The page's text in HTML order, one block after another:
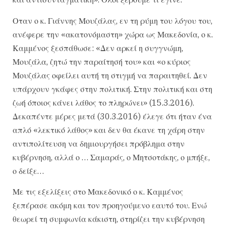
Οταν ο κ. Γιάννης Μουζάλας, εν τη ρύμη του λόγου του,
ανέφερε την «ακατονόμαστη» χώρα ως Μακεδονία, ο κ.
Καμμένος ξεσπάθωσε: «Δεν αρκεί η συγγνώμη,
Μουζάλα, ζητώ την παραίτησή του» και «ο κύριος
Μουζάλας οφείλει αυτή τη στιγμή να παραιτηθεί. Δεν
υπάρχουν γκάφες στην πολιτική. Στην πολιτική και στη
ζωή όποιος κάνει λάθος το πληρώνει» (15.3.2016).
Δεκαπέντε μέρες μετά (30.3.2016) έλεγε ότι ήταν ένα
απλό «λεκτικό λάθος» και δεν θα έκανε τη χάρη στην
αντιπολίτευση να δημιουργήσει πρόβλημα στην
κυβέρνηση, αλλά ο … Σαμαράς, ο Μητσοτάκης, ο μπήξε,
ο δείξε…
Με τις εξελίξεις στο Μακεδονικό ο κ. Καμμένος
ξεπέρασε ακόμη και τον προηγούμενο εαυτό του. Ενώ
θεωρεί τη συμφωνία κάκιστη, στηρίζει την κυβέρνηση